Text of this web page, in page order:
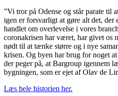
”Vi tror på Odense og står parate til
igen er forsvarligt at gøre alt det,
handlet om overlevelse i vores
coronakrisen har været, har givet os
nødt til at tænke større og i nye
krisen. Og byen har brug for noget
der peger på, at Bargroup igennem
bygningen, som er ejet af Olav de
Læs hele historien her.